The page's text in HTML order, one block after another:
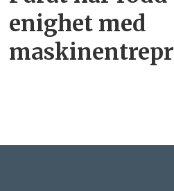
enighet med